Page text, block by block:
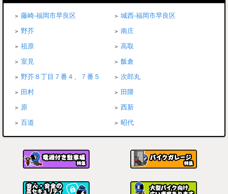
藤崎-福岡市早良区
城西-福岡市早良区
野芥
南庄
祖原
高取
室見
飯倉
野芥８丁目７番４、７番５
次郎丸
田村
田隈
原
西新
百道
昭代